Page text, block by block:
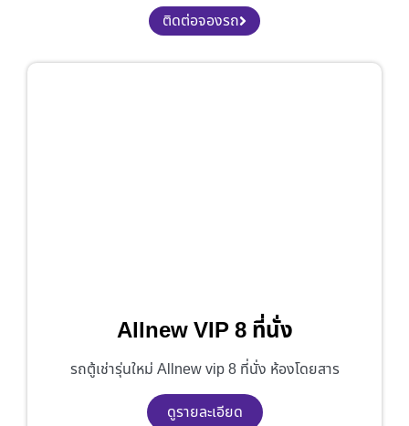
ติดต่อจองรถ
Allnew VIP 8 ที่นั่ง
รถตู้เช่ารุ่นใหม่ Allnew vip 8 ที่นั่ง ห้องโดยสาร
ดูรายละเอียด